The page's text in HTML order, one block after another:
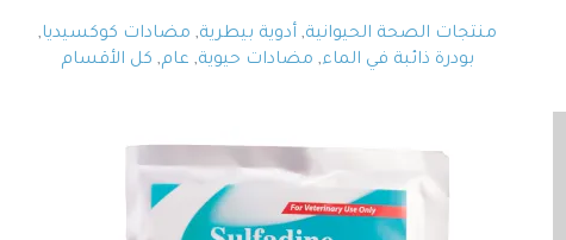
منتجات الصحة الحيوانية, أدوية بيطرية, مضادات كوكسيديا,
بودرة ذائبة في الماء, مضادات حيوية, عام, كل الأقسام